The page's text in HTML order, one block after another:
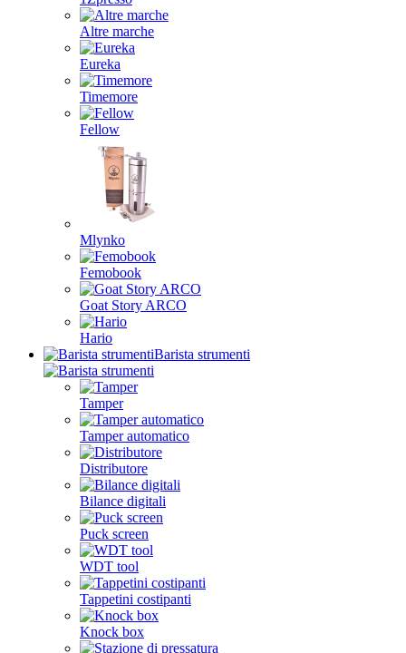
Altre marche
Eureka
Timemore
Fellow
Mlynko
Femobook
Goat Story ARCO
Hario
Barista strumenti
Tamper
Tamper automatico
Distributore
Bilance digitali
Puck screen
WDT tool
Tappetini costipanti
Knock box